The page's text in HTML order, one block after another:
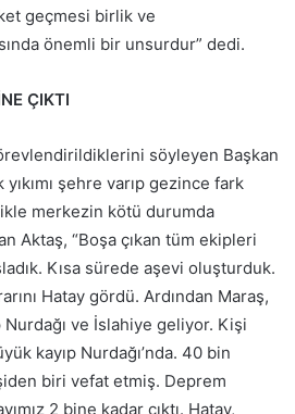
geçmesi birlik ve
önemli bir unsurdur” dedi.
ÇIKTI
söyleyen Başkan
şehre varıp gezince fark
merkezin kötü durumda
Aktaş, “Boşa çıkan tüm ekipleri
Kısa sürede aşevi oluşturduk.
Hatay gördü. Ardından Maraş,
Nurdağı ve İslahiye geliyor. Kişi
kayıp Nurdağı’nda. 40 bin
biri vefat etmiş. Deprem
2 bine kadar çıktı. Hatay,